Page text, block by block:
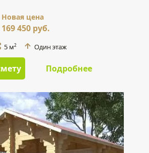
Новая цена
169 450 руб.
5 м2 Один этаж
Подробнее